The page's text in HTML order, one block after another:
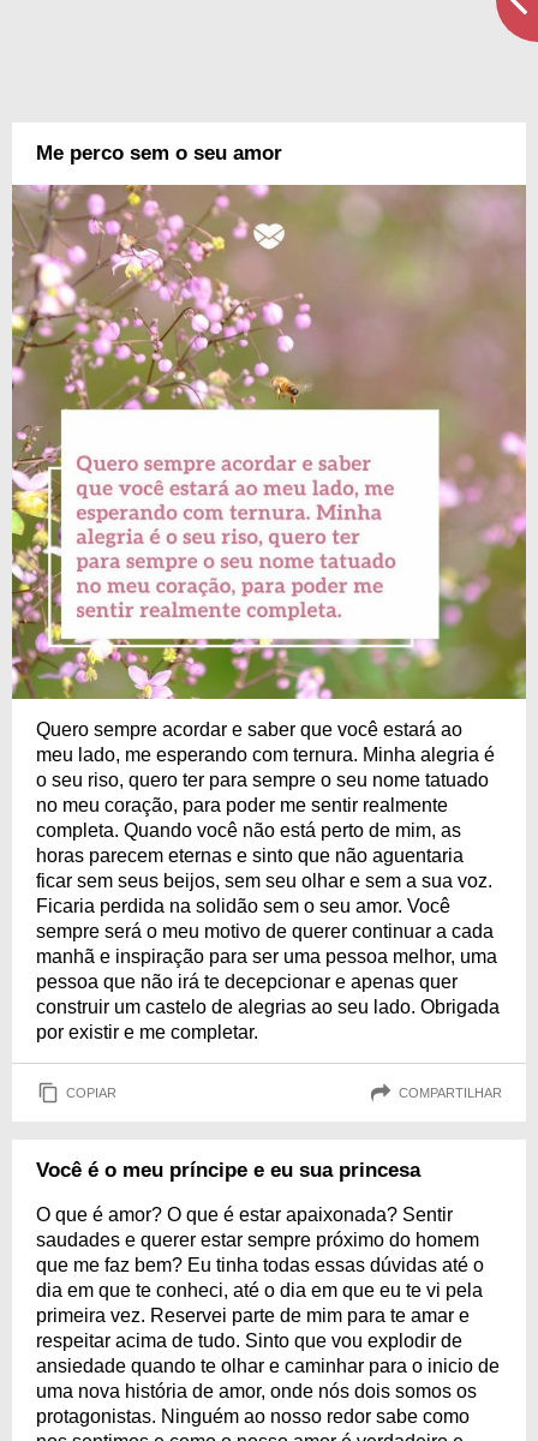
Me perco sem o seu amor
Quero sempre acordar e saber que você estará ao
meu lado, me esperando com ternura. Minha alegria é
o seu riso, quero ter para sempre o seu nome tatuado
no meu coração, para poder me sentir realmente
completa. Quando você não está perto de mim, as
horas parecem eternas e sinto que não aguentaria
ficar sem seus beijos, sem seu olhar e sem a sua voz.
Ficaria perdida na solidão sem o seu amor. Você
sempre será o meu motivo de querer continuar a cada
manhã e inspiração para ser uma pessoa melhor, uma
pessoa que não irá te decepcionar e apenas quer
construir um castelo de alegrias ao seu lado. Obrigada
por existir e me completar.
COPIAR COMPARTILHAR
Você é o meu príncipe e eu sua princesa
O que é amor? O que é estar apaixonada? Sentir
saudades e querer estar sempre próximo do homem
que me faz bem? Eu tinha todas essas dúvidas até o
dia em que te conheci, até o dia em que eu te vi pela
primeira vez. Reservei parte de mim para te amar e
respeitar acima de tudo. Sinto que vou explodir de
ansiedade quando te olhar e caminhar para o inicio de
uma nova história de amor, onde nós dois somos os
protagonistas. Ninguém ao nosso redor sabe como